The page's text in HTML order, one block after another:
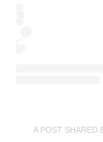
A POST SHARED